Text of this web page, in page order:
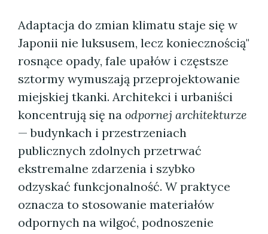
Adaptacja do zmian klimatu staje się w
Japonii nie luksusem, lecz koniecznością"
rosnące opady, fale upałów i częstsze
sztormy wymuszają przeprojektowanie
miejskiej tkanki. Architekci i urbaniści
koncentrują się na odpornej architekturze
— budynkach i przestrzeniach
publicznych zdolnych przetrwać
ekstremalne zdarzenia i szybko
odzyskać funkcjonalność. W praktyce
oznacza to stosowanie materiałów
odpornych na wilgoć, podnoszenie